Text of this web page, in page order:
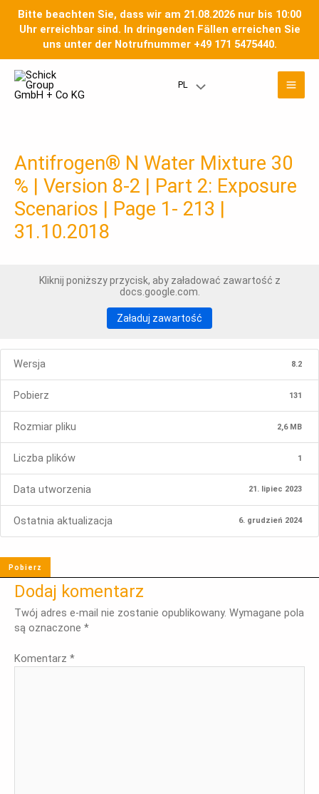
Bitte beachten Sie, dass wir am 21.08.2026 nur bis 10:00
Uhr erreichbar sind. In dringenden Fällen erreichen Sie
uns unter der Notrufnummer +49 171 5475440.
treści
PL Przełączanie
Antifrogen® N Water Mixture 30
% | Version 8-2 | Part 2: Exposure
Scenarios | Page 1- 213 |
31.10.2018
Kliknij poniższy przycisk, aby załadować zawartość z
docs.google.com.
Załaduj zawartość
Wersja 8.2
Pobierz 131
Rozmiar pliku 2,6 MB
Liczba plików 1
Data utworzenia 21. lipiec 2023
Ostatnia aktualizacja 6. grudzień 2024
Pobierz
Dodaj komentarz
Twój adres e-mail nie zostanie opublikowany. Wymagane pola
są oznaczone *
Komentarz *